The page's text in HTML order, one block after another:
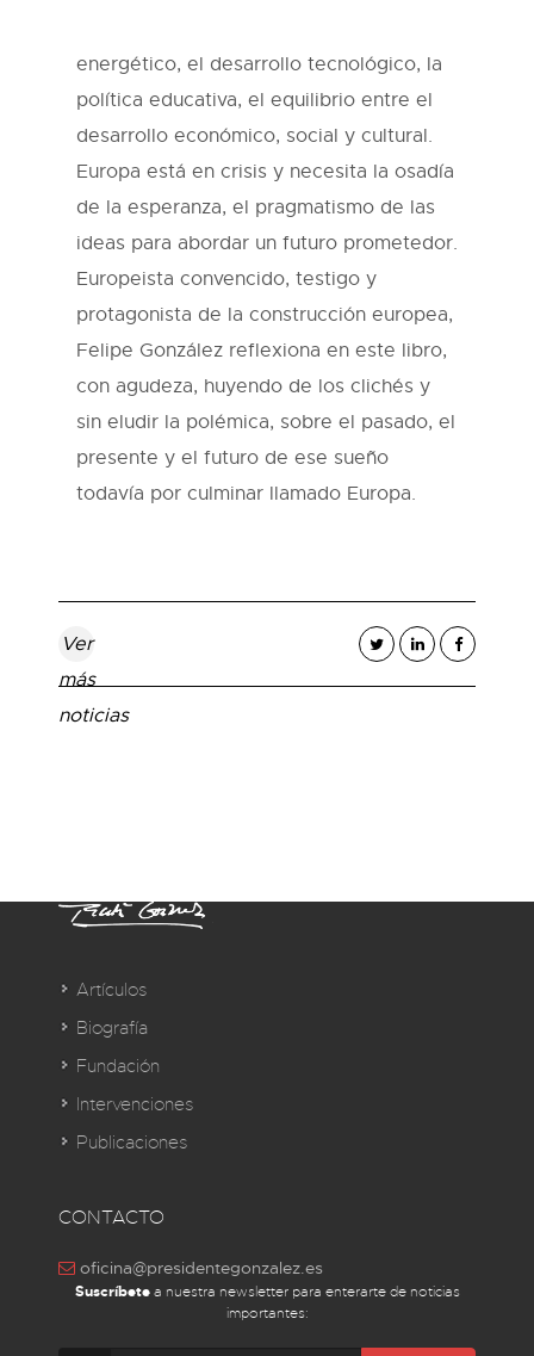
energético, el desarrollo tecnológico, la
política educativa, el equilibrio entre el
desarrollo económico, social y cultural.
Europa está en crisis y necesita la osadía
de la esperanza, el pragmatismo de las
ideas para abordar un futuro prometedor.
Europeista convencido, testigo y
protagonista de la construcción europea,
Felipe González reflexiona en este libro,
con agudeza, huyendo de los clichés y
sin eludir la polémica, sobre el pasado, el
presente y el futuro de ese sueño
todavía por culminar llamado Europa.
Ver
más
noticias
Artículos
Biografía
Fundación
Intervenciones
Publicaciones
CONTACTO
oficina@presidentegonzalez.es
Suscríbetea nuestra newsletter para enterarte de noticias
importantes: